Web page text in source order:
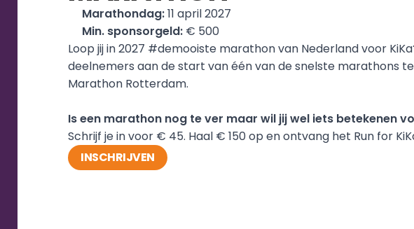
Marathondag: 11 april 2027
Min. sponsorgeld: € 500
Loop jij in 2027 #demooiste marathon van Nederland voor
deelnemers aan de start van één van de snelste marathons
Marathon Rotterdam.
Is een marathon nog te ver maar wil jij wel iets betekenen
Schrijf je in voor € 45. Haal € 150 op en ontvang het Run for
INSCHRIJVEN